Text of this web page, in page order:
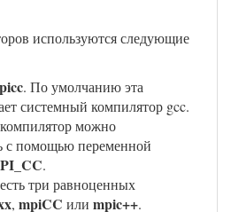
используются следующие
. По умолчанию эта
системный компилятор gcc.
можно
с помощью переменной
.
три равноценных
, mpiCC или mpic++.